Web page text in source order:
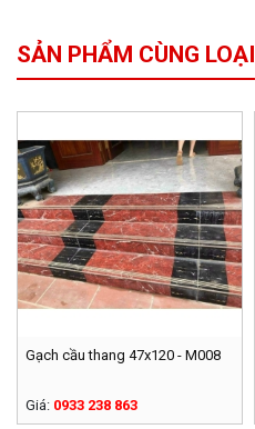
SẢN PHẨM CÙNG LOẠI
Gạch cầu thang 47x120 - M008
Giá: 0933 238 863